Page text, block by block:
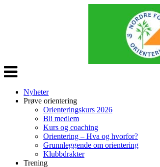
Veksle
navigasjon
Nyheter
Prøve orientering
Orienteringskurs 2026
Bli medlem
Kurs og coaching
Orientering – Hva og hvorfor?
Grunnleggende om orientering
Klubbdrakter
Trening